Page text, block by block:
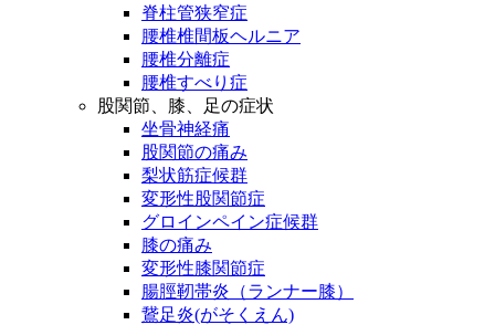
脊柱管狭窄症
腰椎椎間板ヘルニア
腰椎分離症
腰椎すべり症
股関節、膝、足の症状
坐骨神経痛
股関節の痛み
梨状筋症候群
変形性股関節症
グロインペイン症候群
膝の痛み
変形性膝関節症
腸脛靭帯炎（ランナー膝）
鵞足炎(がそくえん)